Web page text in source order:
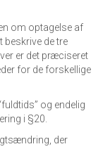
om optagelse af
beskrive de tre
er det præciseret
for de forskellige
og endelig
i §20.
der